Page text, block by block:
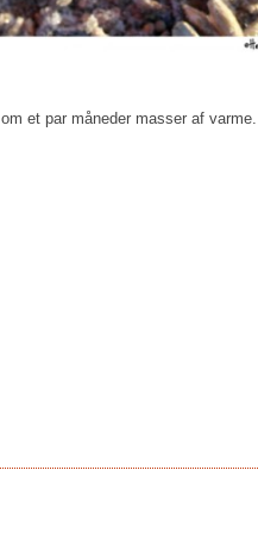
et par måneder masser af varme.